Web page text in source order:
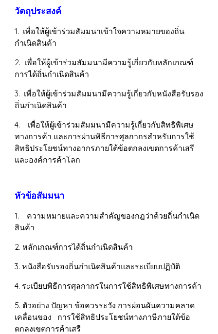
วัตถุประสงค์
1. เพื่อให้ผู้เข้าร่วมสัมมนาเข้าใจความหมายของถิ่น
กำเนิดสินค้า
2. เพื่อให้ผู้เข้าร่วมสัมมนามีความรู้เกี่ยวกับหลักเกณฑ์
การได้ถิ่นกำเนิดสินค้า
3. เพื่อให้ผู้เข้าร่วมสัมมนามีความรู้เกี่ยวกับหนังสือรับรอง
ถิ่นกำเนิดสินค้า
4. เพื่อให้ผู้เข้าร่วมสัมมนามีความรู้เกี่ยวกับสิทธิพิเศษ
ทางการค้า และการผ่านพิธีการศุลกากรสำหรับการใช้
สิทธิประโยชน์ทางอากรภายใต้ข้อตกลงเขตการค้าเสรี
และองค์การค้าโลก
หัวข้อสัมมนา
1. ความหมายและความสำคัญของกฎว่าด้วยถิ่นกำเนิด
สินค้า
2. หลักเกณฑ์การได้ถิ่นกำเนิดสินค้า
3. หนังสือรับรองถิ่นกำเนิดสินค้าและระเบียบปฏิบัติ
4. ระเบียบพิธีการศุลกากรในการใช้สิทธิพิเศษทางการค้า
5. ตัวอย่าง ปัญหา ข้อควรระวัง การผ่อนผันความคลาด
เคลื่อนของ การใช้สิทธิประโยชน์ทางภาษีภายใต้ข้อ
ตกลงเขตการค้าเสรี